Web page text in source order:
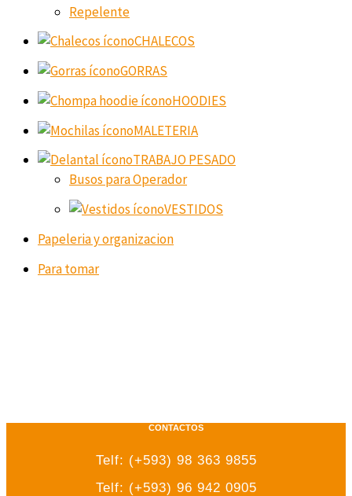
Repelente
CHALECOS
GORRAS
HOODIES
MALETERIA
TRABAJO PESADO
Busos para Operador
VESTIDOS
Papeleria y organizacion
Para tomar
CONTACTOS
Telf: (+593) 98 363 9855
Telf: (+593) 96 942 0905